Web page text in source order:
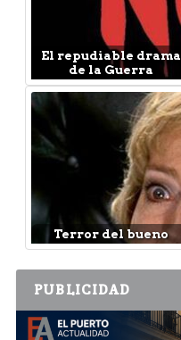
El repudiable drama
de la Guerra
Terror del bueno
PUBLICIDAD